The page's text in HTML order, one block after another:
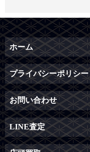
ホーム
プライバシーポリシー
お問い合わせ
LINE査定